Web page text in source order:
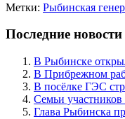
Метки: Рыбинская
Последние новости
В Рыбинске
В Прибрежном
В посёлке ГЭС
Семьи
Глава Рыбинска